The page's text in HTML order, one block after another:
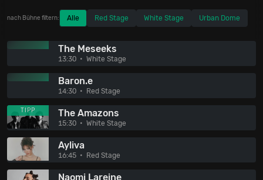
nach Bühne filtern: Alle Red Stage White Stage Urban Dome
The Meseeks
13:30 White Stage
Baron.e
14:30 Red Stage
TIPP The Amazons
15:30 White Stage
Ayliva
16:45 Red Stage
Naomi Lareine